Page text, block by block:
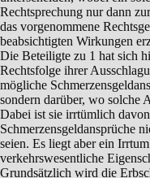
Rechtsprechung nur dann
das vorgenommene
beabsichtigten Wirkungen
Die Beteiligte zu 1 hat sich
Rechtsfolge ihrer
mögliche
sondern darüber, wo solche
Dabei ist sie irrtümlich
Schmerzensgeldansprüche
seien. Es liegt aber ein
verkehrswesentliche
Grundsätzlich wird die